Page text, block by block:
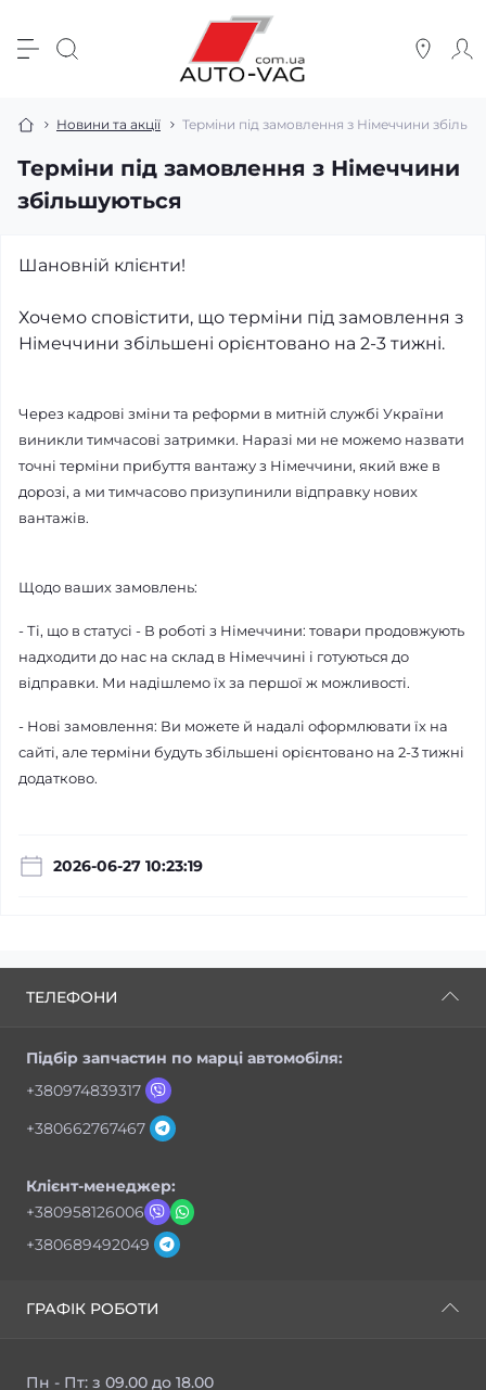
Новини та акції Терміни під замовлення з Німеччини
Терміни під замовлення з Німеччини
збільшуються
Шановній клієнти!
Хочемо сповістити, що терміни під замовлення з
Німеччини збільшені орієнтовано на 2-3 тижні.
​Через кадрові зміни та реформи в митній службі України
виникли тимчасові затримки. Наразі ми не можемо назвати
точні терміни прибуття вантажу з Німеччини, який вже в
дорозі, а ми тимчасово призупинили відправку нових
вантажів.
​Щодо ваших замовлень:
- ​Ті, що в статусі - В роботі з Німеччини: товари продовжують
надходити до нас на склад в Німеччині і готуються до
відправки. Ми надішлемо їх за першої ж можливості.
- ​Нові замовлення: Ви можете й надалі оформлювати їх на
сайті, але терміни будуть збільшені орієнтовано на 2-3 тижні
додатково.
2026-06-27 10:23:19
ТЕЛЕФОНИ
Підбір запчастин по марці автомобіля:
+380974839317
+380662767467
Клієнт-менеджер:
+380958126006
+380689492049
ГРАФІК РОБОТИ
Пн - Пт: з 09.00 до 18.00